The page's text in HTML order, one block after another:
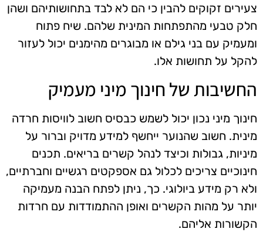
צעירים זקוקים להבין כי הם לא לבד בתחושותיהם ושהן
חלק טבעי מהתפתחות המינית שלהם. שיח פתוח
ומעמיק עם בני גילם או מבוגרים מהימנים יכול לעזור
להקל על תחושות אלו.
החשיבות של חינוך מיני מעמיק
חינוך מיני נכון יכול לשמש כבסיס חשוב לוויסות חרדה
מינית. חשוב שהנוער ייחשף למידע מדויק וברור על
מיניות, גבולות וכיצד לנהל קשרים בריאים. תכנים
חינוכיים צריכים לכלול גם אספקטים רגשיים וחברתיים,
ולא רק מידע ביולוגי. כך, ניתן לפתח הבנה מעמיקה
יותר על מהות הקשרים ואופן ההתמודדות עם חרדות
הקשורות אליהם.